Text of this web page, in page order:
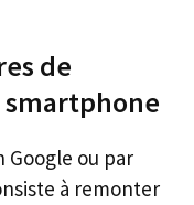
de
smartphone
Google ou par
à remonter